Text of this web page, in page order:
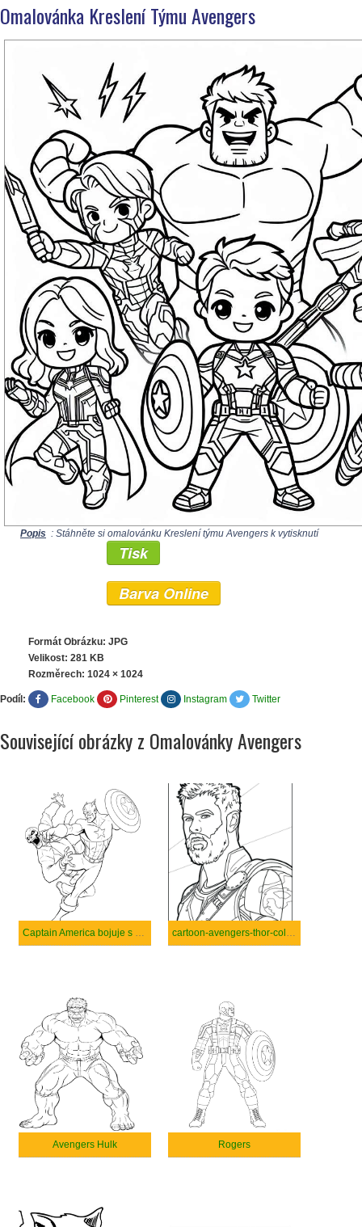
Omalovánka Kreslení Týmu Avengers
Popis : Stáhněte si omalovánku Kreslení týmu Avengers k vytisknutí
Tisk
Barva Online
Formát Obrázku: JPG
Velikost: 281 KB
Rozměrech: 1024 × 1024
Podíl: Facebook Pinterest Instagram Twitter
Související obrázky z Omalovánky Avengers
Captain America bojuje s Lebkou. cartoon-avengers-thor-coloring
Avengers Hulk Rogers